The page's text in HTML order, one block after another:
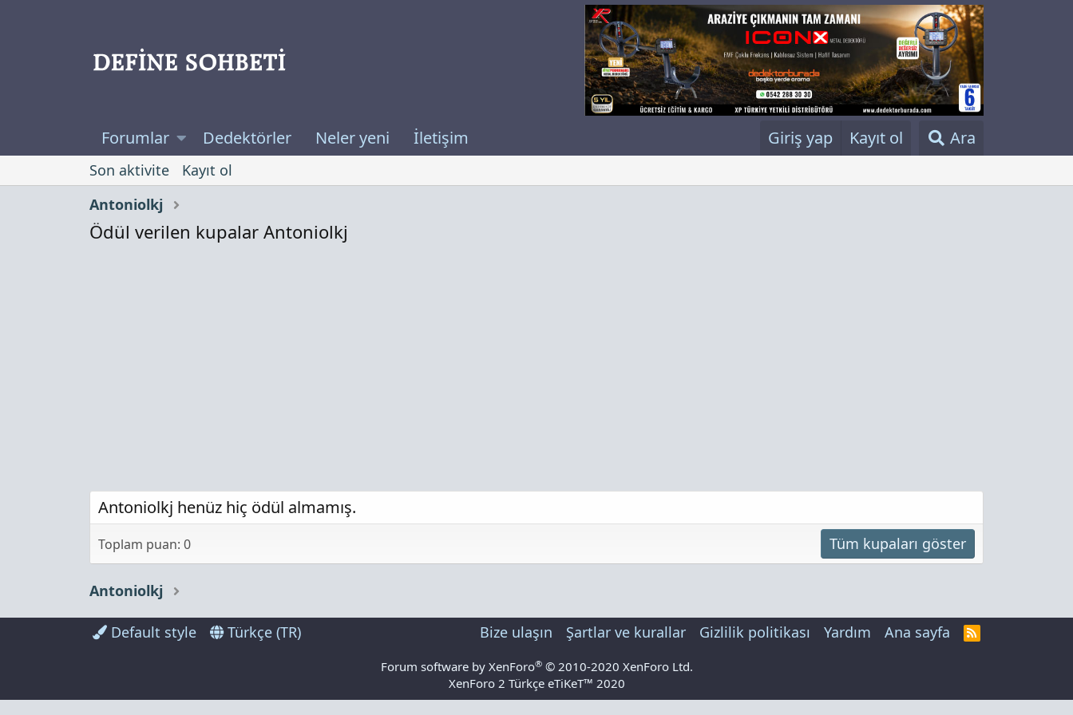
Forumlar Dedektörler Neler yeni İletişim Giriş yap Kayıt ol Ara
Son aktivite
Kayıt ol
Antoniolkj
Ödül verilen kupalar Antoniolkj
Antoniolkj henüz hiç ödül almamış.
Toplam puan: 0 Tüm kupaları göster
Antoniolkj
Default style Türkçe (TR) Bize ulaşın Şartlar ve kurallar Gizlilik politikası Yardım Ana sayfa
Forum software by XenForo® © 2010-2020 XenForo Ltd.
XenForo 2 Türkçe eTiKeT™ 2020